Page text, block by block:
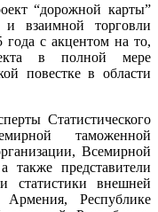
“дорожной карты”
взаимной торговли
с акцентом на то,
в полной мере
повестке в области
Статистического
таможенной
Всемирной
также представители
статистики внешней
Республике